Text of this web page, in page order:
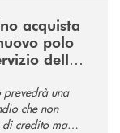
acquista
polo
della
prevedrà una
che non
di credito ma